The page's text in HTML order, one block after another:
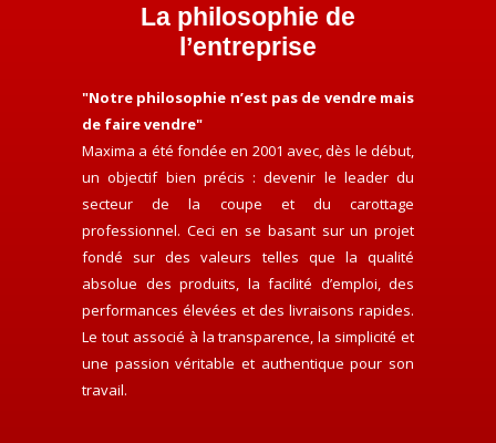
La philosophie de
l’entreprise
"Notre philosophie n’est pas de vendre mais
de faire vendre"
Maxima a été fondée en 2001 avec, dès le début,
un objectif bien précis : devenir le leader du
secteur de la coupe et du carottage
professionnel. Ceci en se basant sur un projet
fondé sur des valeurs telles que la qualité
absolue des produits, la facilité d’emploi, des
performances élevées et des livraisons rapides.
Le tout associé à la transparence, la simplicité et
une passion véritable et authentique pour son
travail.